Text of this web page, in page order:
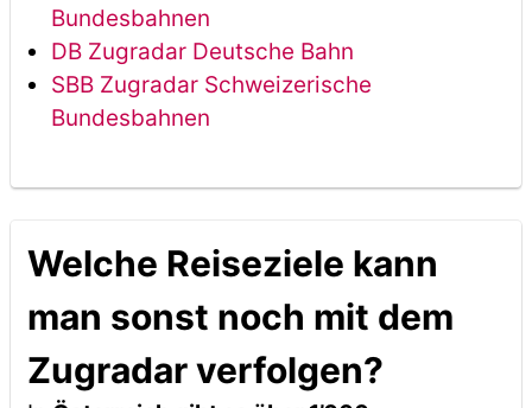
Bundesbahnen
DB Zugradar Deutsche Bahn
SBB Zugradar Schweizerische
Bundesbahnen
Welche Reiseziele kann
man sonst noch mit dem
Zugradar verfolgen?